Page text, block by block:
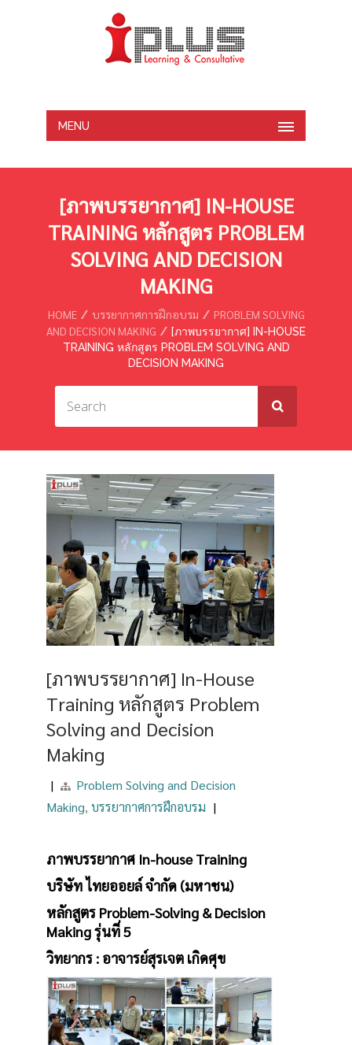
MENU
[ภาพบรรยากาศ] IN-HOUSE
TRAINING หลักสูตร PROBLEM
SOLVING AND DECISION
MAKING
HOME บรรยากาศการฝึกอบรม
PROBLEM SOLVING
AND DECISION MAKING
[ภาพบรรยากาศ] IN-HOUSE
TRAINING หลักสูตร PROBLEM SOLVING AND
DECISION MAKING
[ภาพบรรยากาศ] In-House
Training หลักสูตร Problem
Solving and Decision
Making
|
Problem Solving and Decision
Making, บรรยากาศการฝึกอบรม |
ภาพบรรยากาศ In-house Training
บริษัท ไทยออยล์ จำกัด (มหาชน)
หลักสูตร Problem-Solving & Decision
Making รุ่นที่ 5
วิทยากร : อาจารย์สุรเจต เกิดศุข